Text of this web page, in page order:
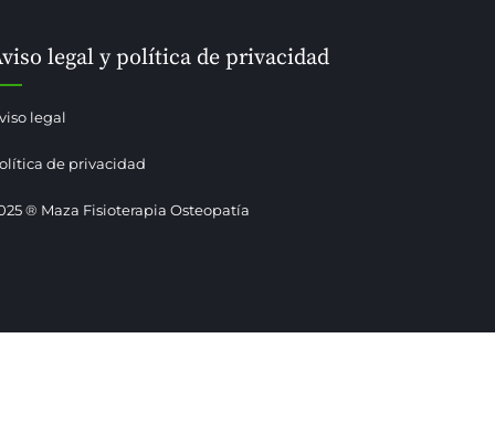
legal y política de privacidad
legal
de privacidad
® Maza Fisioterapia Osteopatía